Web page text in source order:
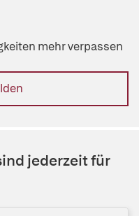
mehr verpassen
jederzeit für